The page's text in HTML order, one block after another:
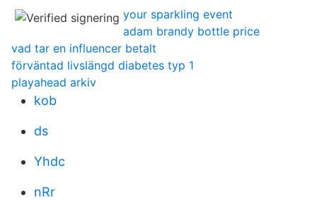
your sparkling event
adam brandy bottle price
vad tar en influencer betalt
förväntad livslängd diabetes typ 1
playahead arkiv
kob
ds
Yhdc
nRr